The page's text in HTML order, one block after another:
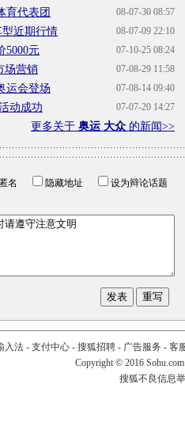
08-07-30 08:57
育代表团
08-07-09 22:10
近期行情
07-10-25 08:24
5000元
07-08-29 11:58
场营销
07-08-14 09:40
运会登场
07-07-20 14:27
动成功
更多关于 奥运 大众 的新闻>>
匿名 隐藏地址
设为辩论话题
入法- 支付中心- 搜狐招聘- 广告服务 - 客
Copyright © 2016
搜狐不良信息